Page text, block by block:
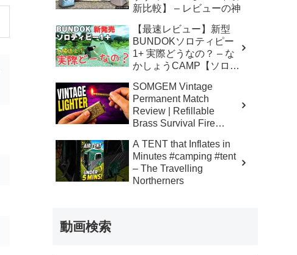
新比較】 – レビューの神
【最速レビュー】新型
BUNDOKソロティピー
1+ 実際どうなの？ – な
かしょうCAMP【ソロキ
ン】
SOMGEM Vintage
Permanent Match
Review | Refillable
Brass Survival Fire
Honest Reviews
A TENT that Inflates in
Minutes #camping #tent
– The Travelling
Northerners
動画検索